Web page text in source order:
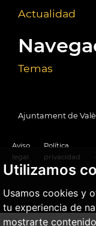
Utilizamos
Usamos cookies y
tu experiencia de
mostrarte
Actualidad
Temas
Ajuntament de
Aviso
legal
Política
privacidad